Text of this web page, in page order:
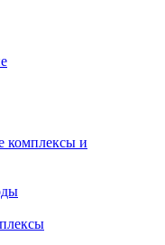
комплексы и